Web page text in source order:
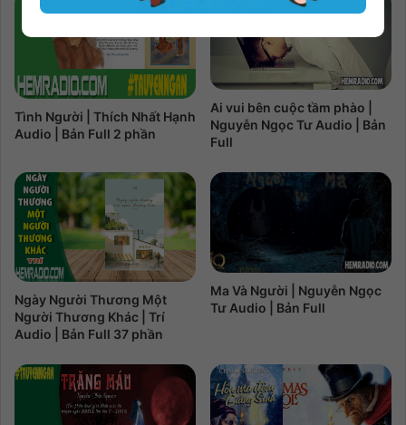
Tình Người | Thích Nhất Hạnh
Audio | Bản Full 2 phần
Ai vui bên cuộc tầm phào |
Nguyễn Ngọc Tư Audio | Bản
Full
Ngày Người Thương Một
Người Thương Khác | Trí
Audio | Bản Full 37 phần
Ma Và Người | Nguyễn Ngọc
Tư Audio | Bản Full